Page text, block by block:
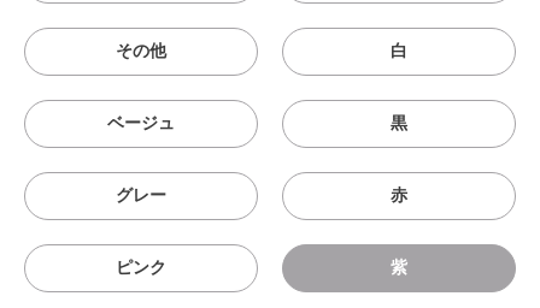
その他 白
ベージュ 黒
グレー 赤
ピンク 紫